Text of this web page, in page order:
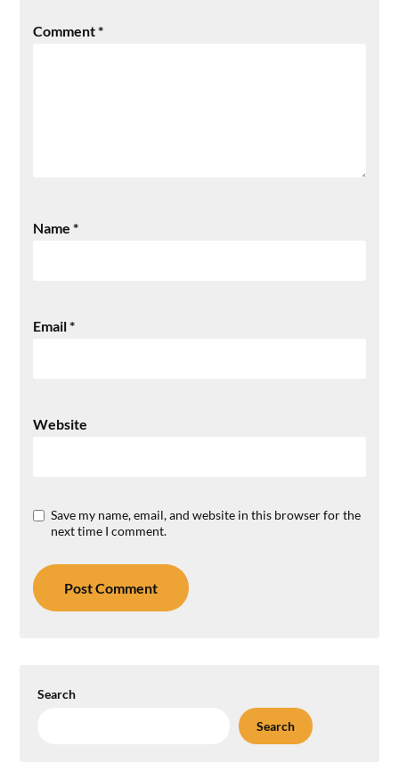
Comment*
Name*
Email*
Website
Save my name, email, and website in this browser for the
next time I comment.
Search
Search